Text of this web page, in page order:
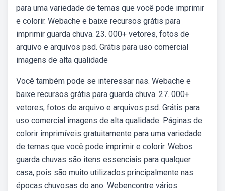
para uma variedade de temas que você pode imprimir
e colorir. Webache e baixe recursos grátis para
imprimir guarda chuva. 23. 000+ vetores, fotos de
arquivo e arquivos psd. Grátis para uso comercial
imagens de alta qualidade
Você também pode se interessar nas. Webache e
baixe recursos grátis para guarda chuva. 27. 000+
vetores, fotos de arquivo e arquivos psd. Grátis para
uso comercial imagens de alta qualidade. Páginas de
colorir imprimíveis gratuitamente para uma variedade
de temas que você pode imprimir e colorir. Webos
guarda chuvas são itens essenciais para qualquer
casa, pois são muito utilizados principalmente nas
épocas chuvosas do ano. Webencontre vários